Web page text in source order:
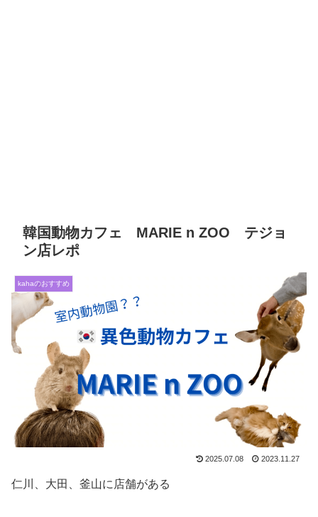
韓国動物カフェ MARIE n ZOO テジョ
ン店レポ
kahaのおすすめ
2025.07.08 2023.11.27
仁川、大田、釜山に店舗がある